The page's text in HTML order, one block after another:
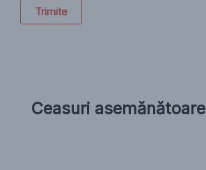
Trimite
Ceasuri asemănătoare